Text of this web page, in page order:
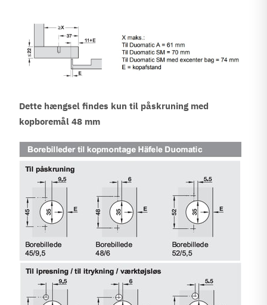
Dette hængsel findes kun til påskruning med
kopboremål 48 mm